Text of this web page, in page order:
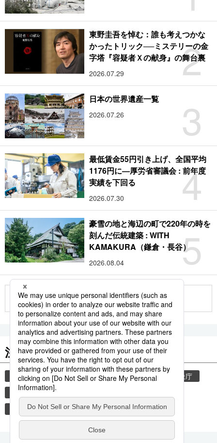
2
東野圭吾を悼む：誰も考えつかな
かったトリック──ミステリーの金
字塔『容疑者Ｘの献身』の舞台裏
2026.07.29
3
日本の世界遺産一覧
2026.07.26
4
最低賃金55円引き上げ、全国平均
1176円に―厚労省審議会 : 前年度
実績を下回る
2026.07.30
5
豪雪の地と海辺の町で220年の時を
刻んだ伝統建築 : WITH
KAMAKURA（鎌倉・長谷）
2026.08.04
もっと見る
注目のキーワード
共同通信ニュース 気象・災害 災害
気象庁
地震
津波